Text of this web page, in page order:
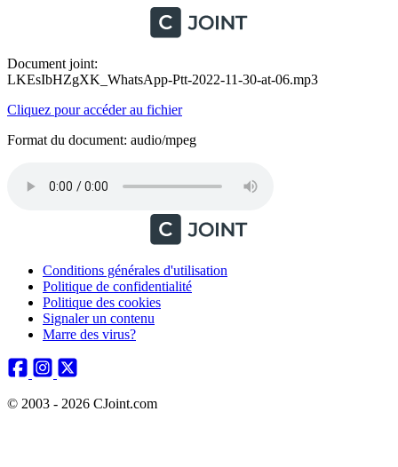
Document joint:
LKEsIbHZgXK_WhatsApp-Ptt-2022-11-30-at-06.mp3
Cliquez pour accéder au fichier
Format du document: audio/mpeg
Conditions générales d'utilisation
Politique de confidentialité
Politique des cookies
Signaler un contenu
Marre des virus?
© 2003 - 2026 CJoint.com